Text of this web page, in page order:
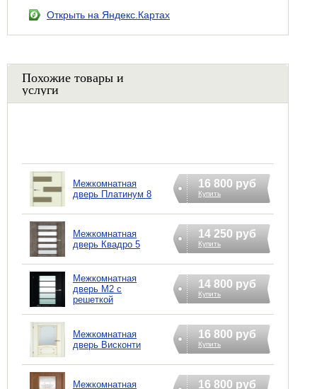
Открыть на Яндекс.Картах
Похожие товары и
услуги
Межкомнатная
дверь Платинум 8
16 800 руб
Купить
Межкомнатная
дверь Квадро 5
14 250 руб
Купить
Межкомнатная
дверь М2 с
решеткой
14 800 руб
Купить
Межкомнатная
дверь Висконти
16 800 руб
Купить
Межкомнатная
16 800 руб